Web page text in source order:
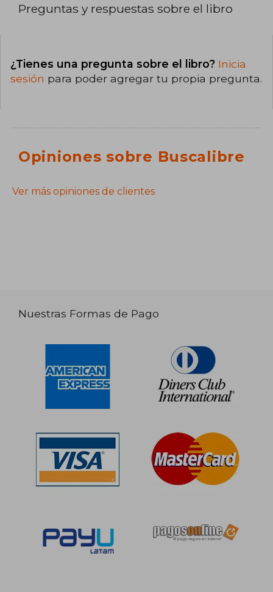
Preguntas y respuestas sobre el libro
¿Tienes una pregunta sobre el libro? Inicia
sesión para poder agregar tu propia pregunta.
Opiniones sobre Buscalibre
Ver más opiniones de clientes
Nuestras Formas de Pago